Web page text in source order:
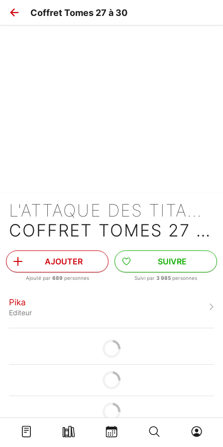
Coffret Tomes 27 à 30
L'ATTAQUE DES TITANS
COFFRET TOMES 27 À 30
AJOUTER
Ajouté par 689 personnes
SUIVRE
Suivi par 3 985 personnes
Pika
Editeur